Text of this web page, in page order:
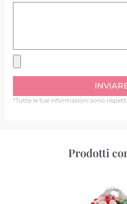
*Tutte le tue informazioni sono
Prodotti